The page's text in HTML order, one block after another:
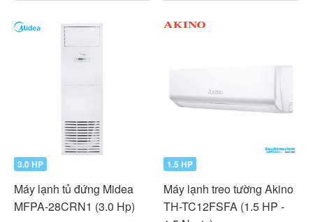
3.0 HP
Máy lạnh tủ đứng Midea
MFPA-28CRN1 (3.0 Hp)
1.5 HP
Máy lạnh treo tường Akino
TH-TC12FSFA (1.5 HP -